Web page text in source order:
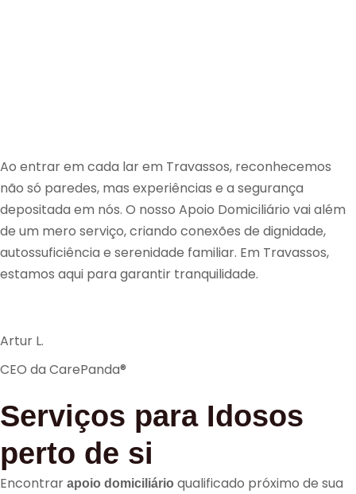
Ao entrar em cada lar em Travassos, reconhecemos
não só paredes, mas experiências e a segurança
depositada em nós. O nosso Apoio Domiciliário vai além
de um mero serviço, criando conexões de dignidade,
autossuficiência e serenidade familiar. Em Travassos,
estamos aqui para garantir tranquilidade.
Artur L.
CEO da CarePanda®
Serviços para Idosos
perto de si
Encontrar apoio domiciliário qualificado próximo de sua